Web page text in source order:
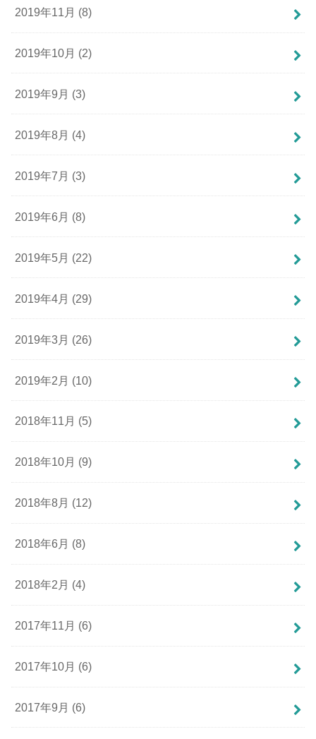
2019年11月 (8)
2019年10月 (2)
2019年9月 (3)
2019年8月 (4)
2019年7月 (3)
2019年6月 (8)
2019年5月 (22)
2019年4月 (29)
2019年3月 (26)
2019年2月 (10)
2018年11月 (5)
2018年10月 (9)
2018年8月 (12)
2018年6月 (8)
2018年2月 (4)
2017年11月 (6)
2017年10月 (6)
2017年9月 (6)